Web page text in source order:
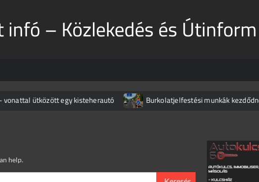
– Közlekedés és Útinform
ütközött egy kisteherautó Burkolatjelfestési munkák kezdődnek
help.
Keresés: